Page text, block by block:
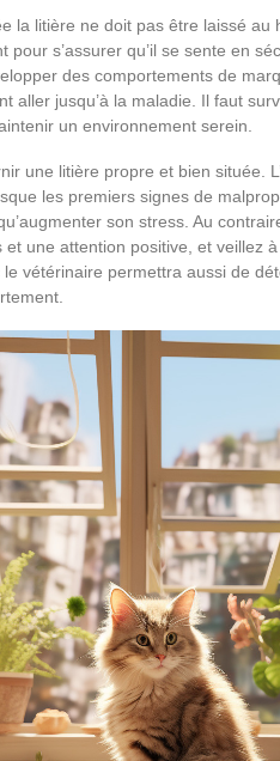
la litière ne doit pas être laissé au
pour s’assurer qu’il se sente en
des comportements de
aller jusqu’à la maladie. Il faut
un environnement serein.
une litière propre et bien située.
les premiers signes de
son stress. Au
une attention positive, et veillez
vétérinaire permettra aussi de